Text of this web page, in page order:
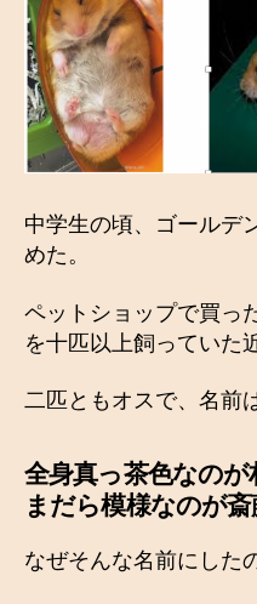
中学生の頃、ゴールデ
めた。
ペットショップで買っ
を十匹以上飼っていた
二匹ともオスで、名前
全身真っ茶色なの
まだら模様なのが斎
なぜそんな名前にした